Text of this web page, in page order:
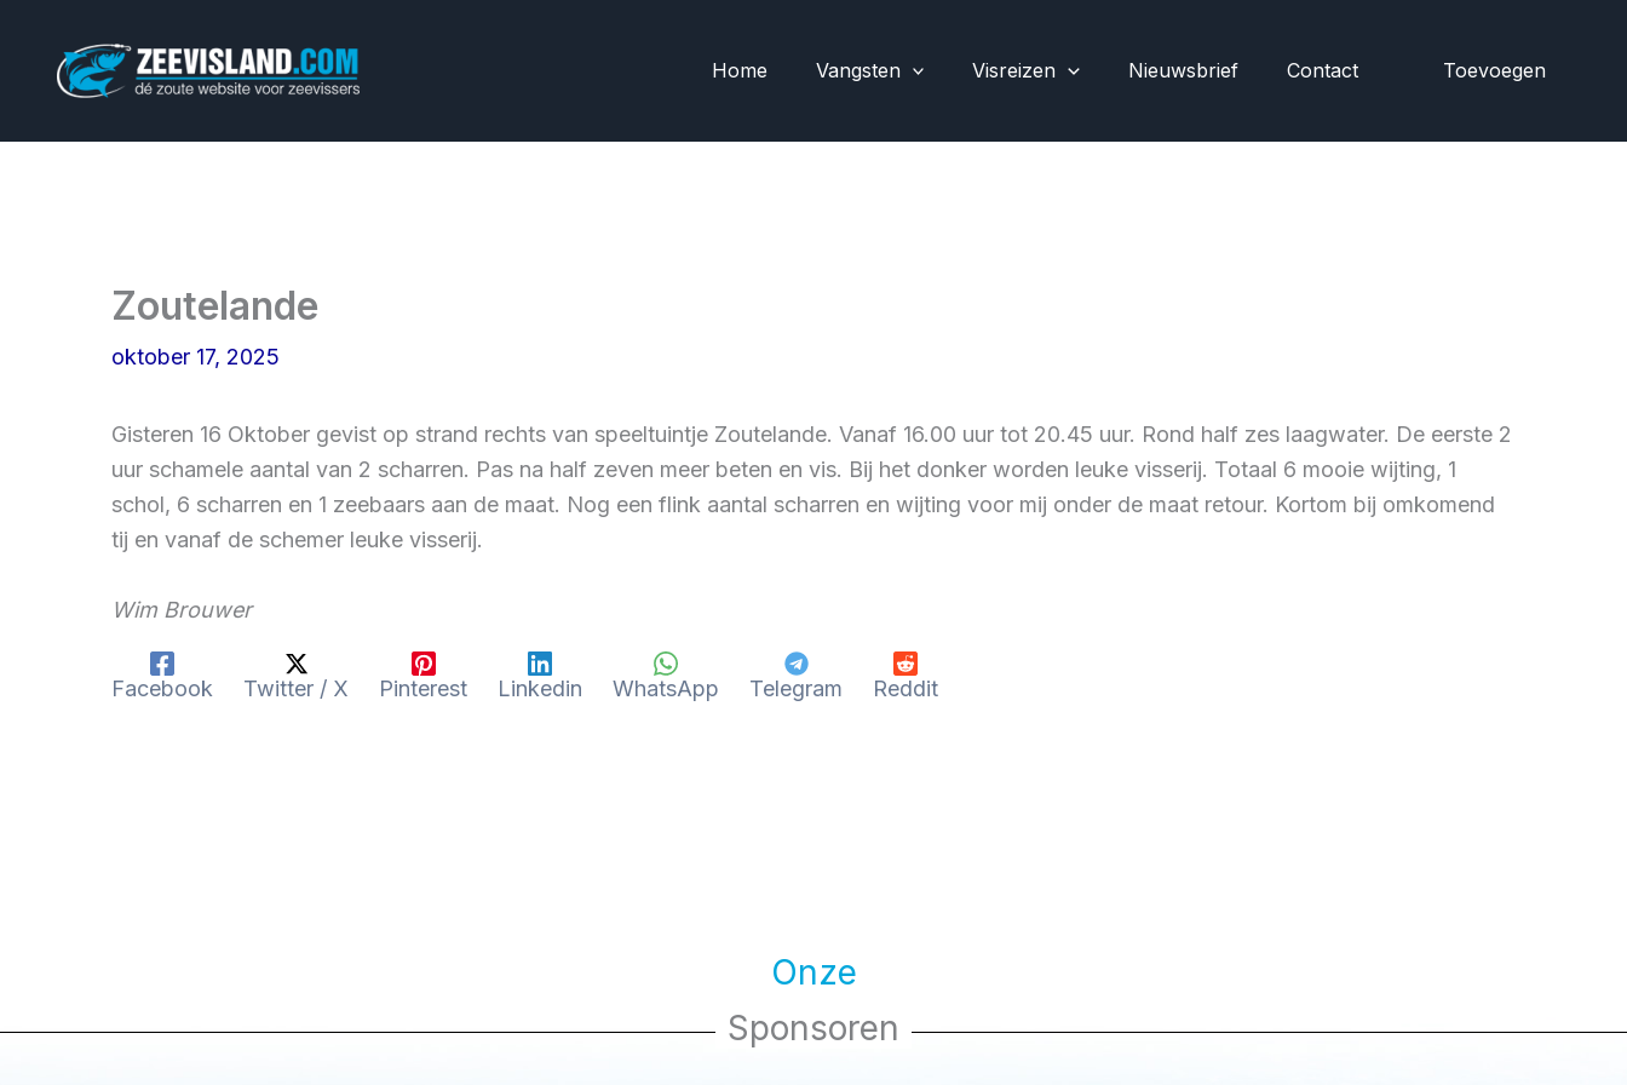
Home Vangsten Visreizen Nieuwsbrief Contact Toevoegen
Zoutelande
oktober 17, 2025
Gisteren 16 Oktober gevist op strand rechts van speeltuintje Zoutelande. Vanaf 16.00 uur tot 20.45 uur. Rond half zes laagwater. De eerste 2
uur schamele aantal van 2 scharren. Pas na half zeven meer beten en vis. Bij het donker worden leuke visserij. Totaal 6 mooie wijting, 1
schol, 6 scharren en 1 zeebaars aan de maat. Nog een flink aantal scharren en wijting voor mij onder de maat retour. Kortom bij omkomend
tij en vanaf de schemer leuke visserij.
Wim Brouwer
Facebook Twitter / X Pinterest Linkedin WhatsApp Telegram Reddit
Onze
Sponsoren